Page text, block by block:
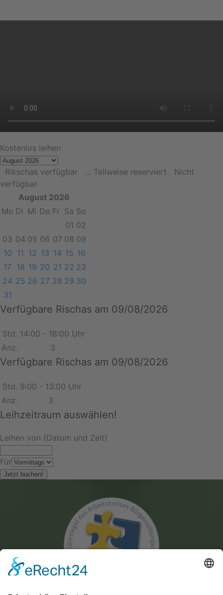
Kostenlos leihen
Rikschas verfügbar ... Teilweise reserviert
Nicht
verfügbar
August 2026
Mo Di Mi Do Fr Sa So
01 02
03 04 05 06 07 08 09
10 11 12 13 14 15 16
17 18 19 20 21 22 23
24 25 26 27 28 29 30
31
Verfügbare Rischas am 09/08/2026
Std. 14:00 - 18:00 Uhr
Anz.
3
Verfügbare Rischas am 09/08/2026
Std. 9:00 - 13:00 Uhr
Anz.
3
Leihzeitraum auswählen!
Leihen von (Datum und Zeit)
Für